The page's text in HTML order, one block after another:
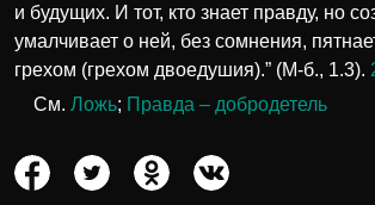
и будущих. И тот, кто знает правду, но
умалчивает о ней, без сомнения,
грехом (грехом двоедушия).” (М-б., 1.3).
См. Ложь; Правда – добродетель